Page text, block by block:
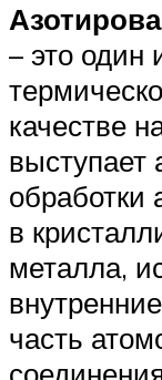
– это один
качестве
выступает
обработки
в
металла,
часть